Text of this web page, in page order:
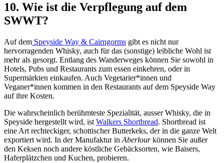
10. Wie ist die Verpflegung auf dem
SWWT?
Auf dem Speyside Way & Cairngorms gibt es nicht nur
hervorragenden Whisky, auch für das (sonstige) leibliche Wohl ist
mehr als gesorgt. Entlang des Wanderweges können Sie sowohl in
Hotels, Pubs und Restaurants zum essen einkehren, oder in
Supermärkten einkaufen. Auch Vegetarier*innen und
Veganer*innen kommen in den Restaurants auf dem Speyside Way
auf ihre Kosten.
Die wahrscheinlich berühmteste Spezialität, ausser Whisky, die in
Speyside hergestellt wird, ist Walkers Shortbread. Shortbread ist
eine Art rechteckiger, schottischer Butterkeks, der in die ganze Welt
exportiert wird. In der Manufaktur in Aberlourkönnen Sie außer
den Keksen noch andere köstliche Gebäcksorten, wie Baisers,
Haferplätzchen und Kuchen, probieren.